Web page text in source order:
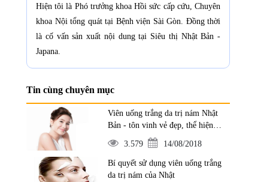
Hiện tôi là Phó trưởng khoa Hồi sức cấp cứu, Chuyên
khoa Nội tổng quát tại Bệnh viện Sài Gòn. Đồng thời
là cố vấn sản xuất nội dung tại Siêu thị Nhật Bản -
Japana.
Tin cùng chuyên mục
Viên uống trắng da trị nám Nhật
Bản - tôn vinh vẻ đẹp, thể hiện
đẳng cấp
3.579 14/08/2018
Bí quyết sử dụng viên uống trắng
da trị nám của Nhật